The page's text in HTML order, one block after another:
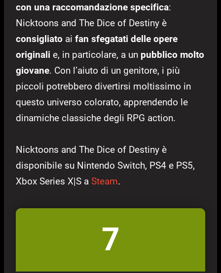
con una raccomandazione specifica:
Nicktoons and The Dice of Destiny è
consigliato ai fan sfegatati delle opere
originali e, in particolare, a un pubblico molto
giovane. Con l’aiuto di un genitore, i più
piccoli potrebbero divertirsi moltissimo in
questo universo colorato, apprendendo le
dinamiche classiche degli RPG action.
Nicktoons and The Dice of Destiny è
disponibile su Nintendo Switch, PS4 e PS5,
Xbox Series X|S a Steam.
7